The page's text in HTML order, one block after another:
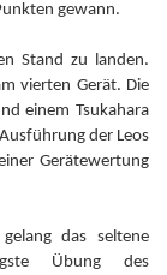
gewann.
Stand zu landen.
vierten Gerät. Die
einem Tsukahara
der Leos
Gerätewertung
das seltene
Übung des